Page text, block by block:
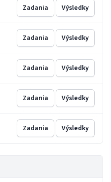
Zadania Výsledky
Zadania Výsledky
Zadania Výsledky
Zadania Výsledky
Zadania Výsledky